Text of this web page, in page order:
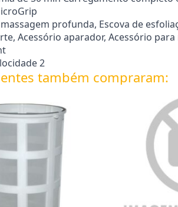
profunda, Escova de
Acessório aparador, Acessório
2
também compraram: